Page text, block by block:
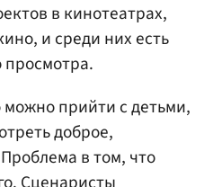
в кинотеатрах,
и среди них есть
прийти с детьми,
доброе,
в том, что